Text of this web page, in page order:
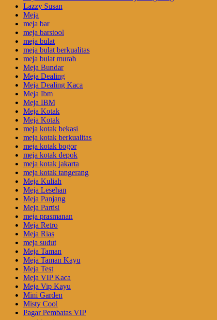
Lazzy Susan
Meja
meja bar
meja barstool
meja bulat
meja bulat berkualitas
meja bulat murah
Meja Bundar
Meja Dealing
Meja Dealing Kaca
Meja Ibm
Meja IBM
Meja Kotak
Meja Kotak
meja kotak bekasi
meja kotak berkualitas
meja kotak bogor
meja kotak depok
meja kotak jakarta
meja kotak tangerang
Meja Kuliah
Meja Lesehan
Meja Panjang
Meja Partisi
meja prasmanan
Meja Retro
Meja Rias
meja sudut
Meja Taman
Meja Taman Kayu
Meja Test
Meja VIP Kaca
Meja Vip Kayu
Mini Garden
Misty Cool
Pagar Pembatas VIP